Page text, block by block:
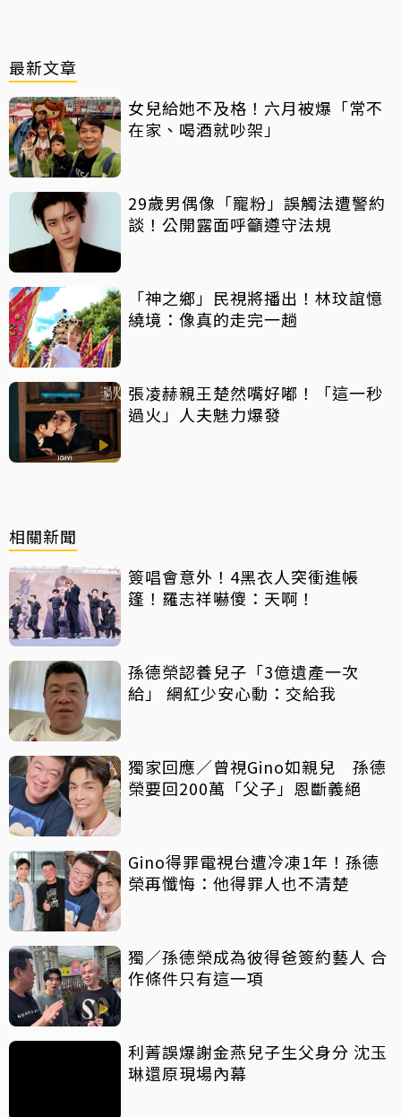
最新文章
女兒給她不及格！六月被爆「常不
在家、喝酒就吵架」
29歲男偶像「寵粉」誤觸法遭警約
談！公開露面呼籲遵守法規
「神之鄉」民視將播出！林玟誼憶
繞境：像真的走完一趟
張凌赫親王楚然嘴好嘟！「這一秒
過火」人夫魅力爆發
相關新聞
簽唱會意外！4黑衣人突衝進帳
篷！羅志祥嚇傻：天啊！
孫德榮認養兒子「3億遺產一次
給」 網紅少安心動：交給我
獨家回應／曾視Gino如親兒 孫德
榮要回200萬「父子」恩斷義絕
Gino得罪電視台遭冷凍1年！孫德
榮再懺悔：他得罪人也不清楚
獨／孫德榮成為彼得爸簽約藝人 合
作條件只有這一項
利菁誤爆謝金燕兒子生父身分 沈玉
琳還原現場內幕